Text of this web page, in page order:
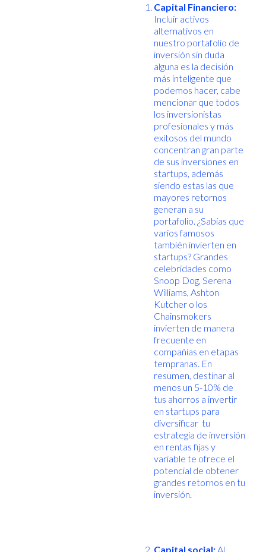
Capital Financiero:
Incluir activos
alternativos en
nuestro portafolio de
inversión sin duda
alguna es la decisión
más inteligente que
podemos hacer, cabe
mencionar que todos
los inversionistas
profesionales y más
exitosos del mundo
concentran gran parte
de sus inversiones en
startups, además
siendo estas las que
mayores retornos
generan a su
portafolio. ¿Sabías que
varios famosos
también invierten en
startups? Grandes
celebridades como
Snoop Dog, Serena
Williams, Ashton
Kutcher o los
Chainsmokers
invierten de manera
frecuente en
compañías en etapas
tempranas. En
resumen, destinar al
menos un 5-10% de
tus ahorros a invertir
en startups para
diversificar tu
estrategia de inversión
en rentas fijas y
variable te ofrece el
potencial de obtener
grandes retornos en tu
inversión.
Capital social: Al